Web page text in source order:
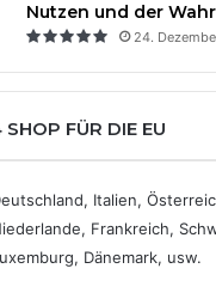
Nutzen und der
24.
FÜR DIE EU
Italien,
Frankreich,
Dänemark, usw.